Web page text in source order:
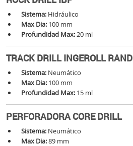
Sistema: Hidráulico
Max Dia: 100 mm
Profundidad Max:20 ml
TRACK DRILL INGEROLL RAND
Sistema: Neumático
Max Dia: 100 mm
Profundidad Max: 15 ml
PERFORADORA CORE DRILL
Sistema: Neumático
Max Dia:89 mm